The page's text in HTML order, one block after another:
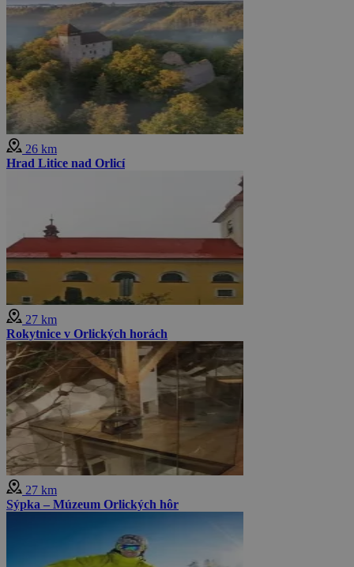
26 km
Hrad Litice nad Orlicí
27 km
Rokytnice v Orlických horách
27 km
Sýpka – Múzeum Orlických hôr